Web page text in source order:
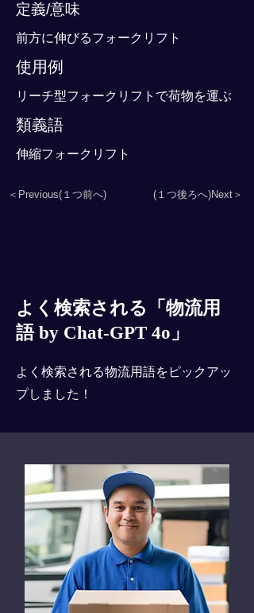
定義/意味
前方に伸びるフォークリフト
使用例
リーチ型フォークリフトで荷物を運ぶ
類義語
伸縮フォークリフト
＜Previous(１つ前へ) (１つ後ろへ)Next＞
よく検索される「物流用
語 by Chat-GPT 4o」
よく検索される物流用語をピックアッ
プしました！